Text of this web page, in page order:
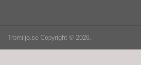
Trbmiljo.se Copyright © 2026.